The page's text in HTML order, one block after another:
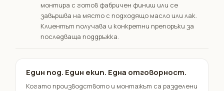
монтира с готов фабричен финиш или се
завършва на място с подходящо масло или лак.
Клиентът получава и конкретни препоръки за
последваща поддръжка.
Един под. Един екип. Една отговорност.
Когато производството и монтажът са разделени